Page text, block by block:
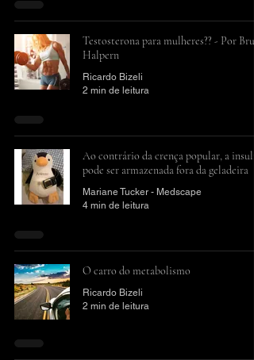
Testosterona para mulheres?? - Por
Halpern
Ricardo Bizeli
2 min de leitura
Ao contrário da crença popular, a
pode ser armazenada fora da geladeira
Mariane Tucker - Medscape
4 min de leitura
O carro do metabolismo
Ricardo Bizeli
2 min de leitura